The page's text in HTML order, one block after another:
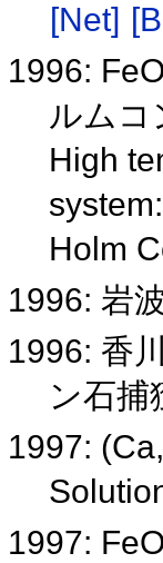
[Net]
1996:
ルム
High
Holm
1996: 岩
1996: 香
ン石捕
1997:
1997: